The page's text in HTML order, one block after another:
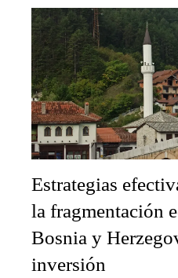
Estrategias
la fragmentación
Bosnia y
inversión